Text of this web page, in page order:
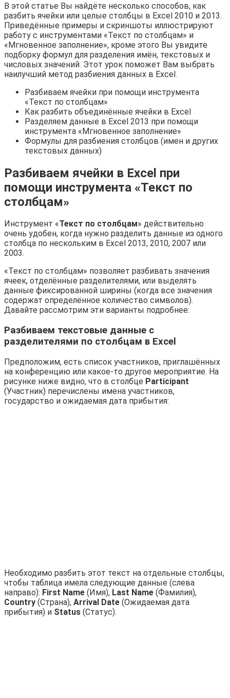
В этой статье Вы найдёте несколько способов, как
разбить ячейки или целые столбцы в Excel 2010 и 2013.
Приведённые примеры и скриншоты иллюстрируют
работу с инструментами «Текст по столбцам» и
«Мгновенное заполнение», кроме этого Вы увидите
подборку формул для разделения имён, текстовых и
числовых значений. Этот урок поможет Вам выбрать
наилучший метод разбиения данных в Excel.
Разбиваем ячейки при помощи инструмента
«Текст по столбцам»
Как разбить объединённые ячейки в Excel
Разделяем данные в Excel 2013 при помощи
инструмента «Мгновенное заполнение»
Формулы для разбиения столбцов (имен и других
текстовых данных)
Разбиваем ячейки в Excel при
помощи инструмента «Текст по
столбцам»
Инструмент «Текст по столбцам» действительно
очень удобен, когда нужно разделить данные из одного
столбца по нескольким в Excel 2013, 2010, 2007 или
2003.
«Текст по столбцам» позволяет разбивать значения
ячеек, отделённые разделителями, или выделять
данные фиксированной ширины (когда все значения
содержат определённое количество символов).
Давайте рассмотрим эти варианты подробнее:
Разбиваем текстовые данные с
разделителями по столбцам в Excel
Предположим, есть список участников, приглашённых
на конференцию или какое-то другое мероприятие. На
рисунке ниже видно, что в столбце Participant
(Участник) перечислены имена участников,
государство и ожидаемая дата прибытия:
Необходимо разбить этот текст на отдельные столбцы,
чтобы таблица имела следующие данные (слева
направо): First Name (Имя), Last Name (Фамилия),
Country (Страна), Arrival Date (Ожидаемая дата
прибытия) и Status (Статус).